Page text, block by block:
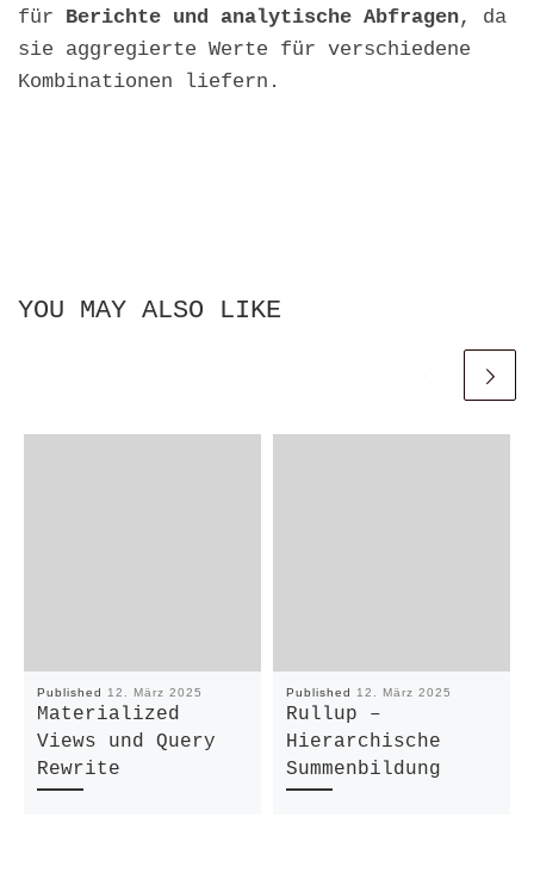
für Berichte und analytische Abfragen, da
sie aggregierte Werte für verschiedene
Kombinationen liefern.
YOU MAY ALSO LIKE
Published 12. März 2025
Materialized
Views und Query
Rewrite
Published 12. März 2025
Rullup –
Hierarchische
Summenbildung